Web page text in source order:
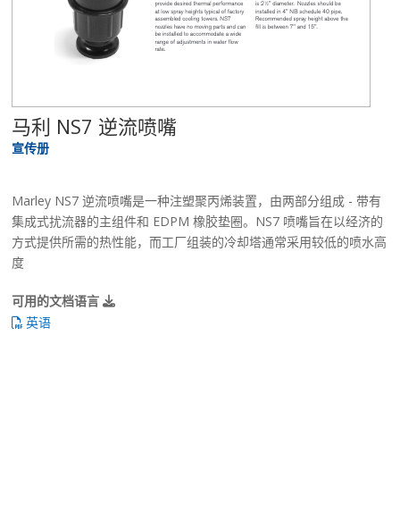
马利 NS7 逆流喷嘴
宣传册
Marley NS7 逆流喷嘴是一种注塑聚丙烯装置，由两部分组成 - 带有
集成式扰流器的主组件和 EDPM 橡胶垫圈。NS7 喷嘴旨在以经济的
方式提供所需的热性能，而工厂组装的冷却塔通常采用较低的喷水高
度
可用的文档语言
英语